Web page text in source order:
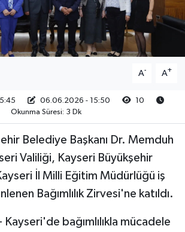
A- A+
06.06.2026 - 15:50
10
Okunma Süresi: 3 Dk
Belediye Başkanı Dr. Memduh
Valiliği, Kayseri Büyükşehir
İl Milli Eğitim Müdürlüğü iş
Bağımlılık Zirvesi'ne katıldı.
Kayseri'de bağımlılıkla mücadele